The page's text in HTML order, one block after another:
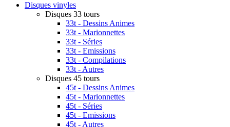
Disques vinyles
Disques 33 tours
33t - Dessins Animes
33t - Marionnettes
33t - Séries
33t - Emissions
33t - Compilations
33t - Autres
Disques 45 tours
45t - Dessins Animes
45t - Marionnettes
45t - Séries
45t - Emissions
45t - Autres